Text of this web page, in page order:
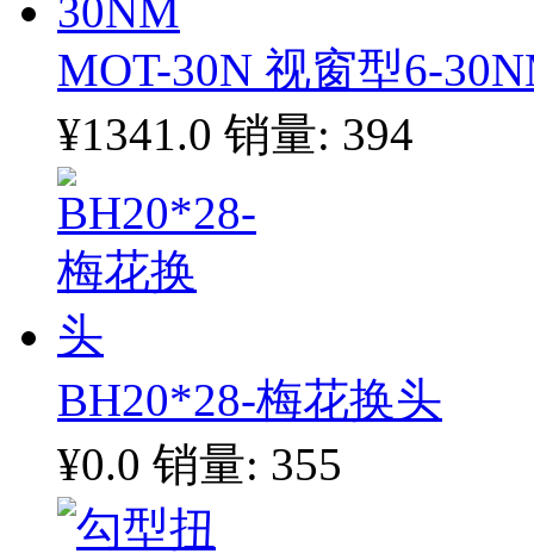
MOT-30N 视窗型6-
¥1341.0 销量: 394
BH20*28-梅花换头
¥0.0 销量: 355